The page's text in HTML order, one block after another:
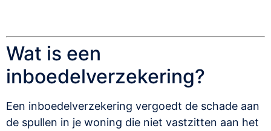
Wat is een
inboedelverzekering?
Een inboedelverzekering vergoedt de schade aan
de spullen in je woning die niet vastzitten aan het